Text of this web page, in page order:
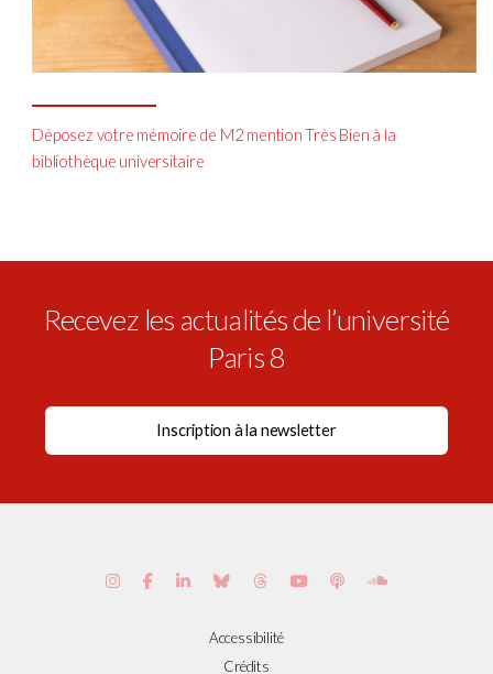
Déposez votre mémoire de M2 mention Très Bien à la
bibliothèque universitaire
Recevez les actualités de l’université
Paris 8
Accessibilité
Crédits